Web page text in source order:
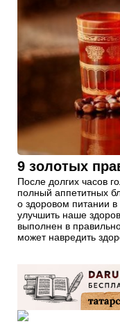
9 золотых
После долгих часов
полный аппетитных
о здоровом питании
улучшить наше
выполнен в
может навредить